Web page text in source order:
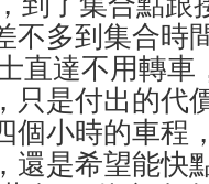
不多到集合時
直達不用轉
只是付出的代
個小時的車程
還是希望能快